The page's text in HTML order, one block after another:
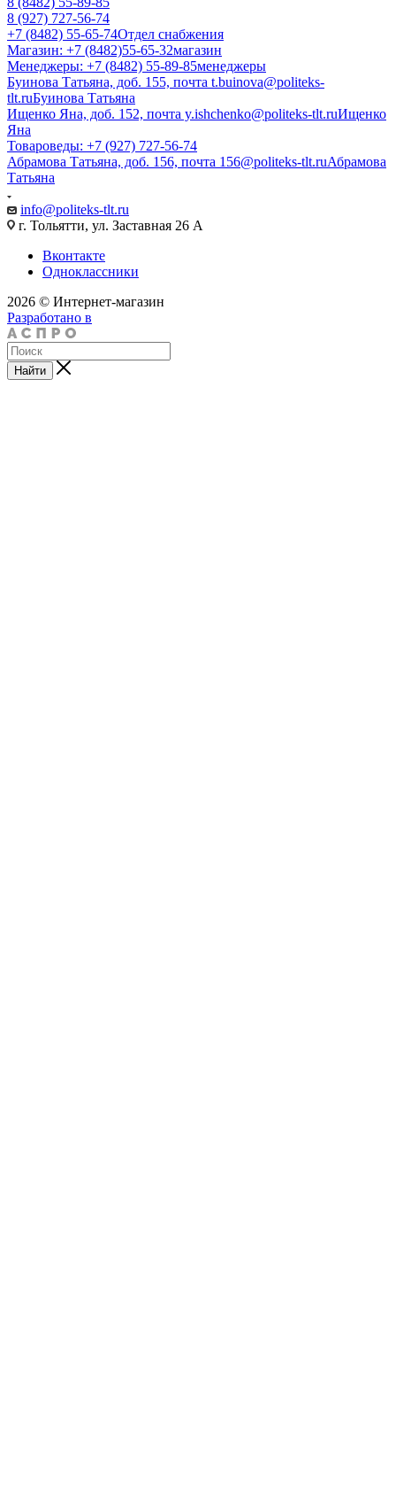
8 (927) 727-56-74
+7 (8482) 55-65-74Отдел снабжения
Магазин: +7 (8482)55-65-32магазин
Менеджеры: +7 (8482) 55-89-85менеджеры
Буинова Татьяна, доб. 155, почта t.buinova@politeks-
tlt.ruБуинова Татьяна
Ищенко Яна, доб. 152, почта y.ishchenko@politeks-tlt.ruИщенко
Яна
Товароведы: +7 (927) 727-56-74
Абрамова Татьяна, доб. 156, почта 156@politeks-tlt.ruАбрамова
Татьяна
info@politeks-tlt.ru
г. Тольятти, ул. Заставная 26 А
Вконтакте
Одноклассники
2026 © Интернет-магазин
Разработано в
Найти